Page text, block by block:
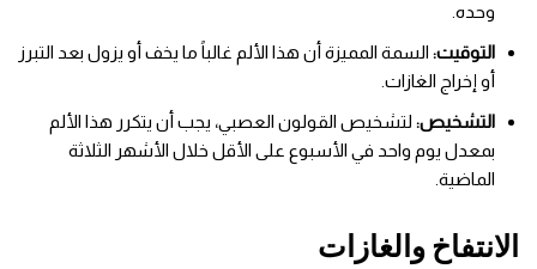
وحده.
التوقيت: السمة المميزة أن هذا الألم غالباً ما يخف أو يزول بعد التبرز
أو إخراج الغازات.
التشخيص: لتشخيص القولون العصبي، يجب أن يتكرر هذا الألم
بمعدل يوم واحد في الأسبوع على الأقل خلال الأشهر الثلاثة
الماضية.
الانتفاخ والغازات